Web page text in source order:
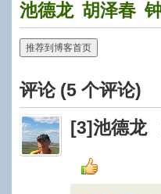
池德龙 胡泽春
推荐到博客首页
评论 (5 个评论)
[3]池德龙